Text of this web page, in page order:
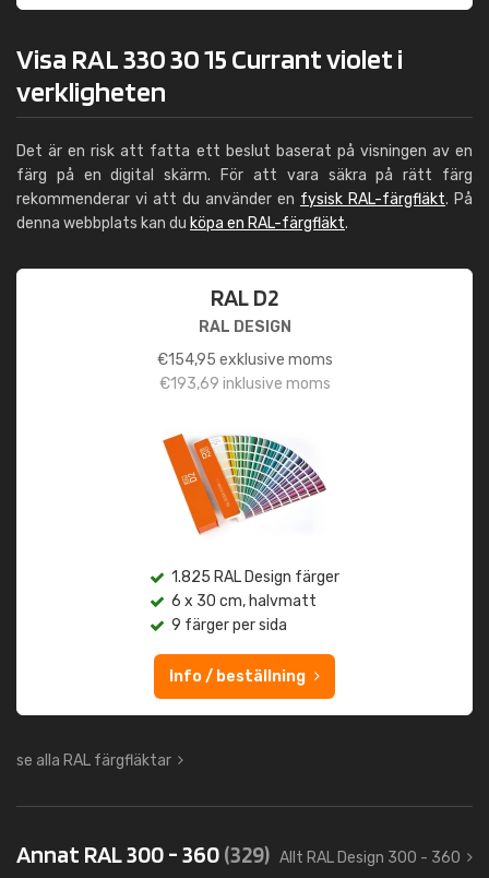
Visa RAL 330 30 15 Currant violet i
verkligheten
Det är en risk att fatta ett beslut baserat på visningen av en
färg på en digital skärm. För att vara säkra på rätt färg
rekommenderar vi att du använder en fysisk RAL-färgfläkt. På
denna webbplats kan du köpa en RAL-färgfläkt.
RAL D2
RAL DESIGN
€154,95 exklusive moms
€193,69 inklusive moms
1.825 RAL Design färger
6 x 30 cm, halvmatt
9 färger per sida
Info / beställning
se alla RAL färgfläktar
Annat RAL 300 - 360(329) Allt RAL Design 300 - 360